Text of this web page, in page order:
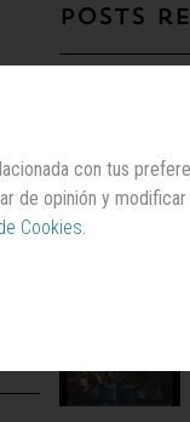
Posts
con tus
de opinión y
Cookies.